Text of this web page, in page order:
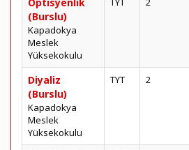
(Burslu)
Kapadokya
Meslek
Yüksekokulu
Diyaliz
(Burslu)
Kapadokya
Meslek
Yüksekokulu
TYT 2